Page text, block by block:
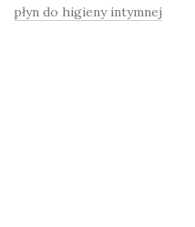
płyn do higieny intymnej